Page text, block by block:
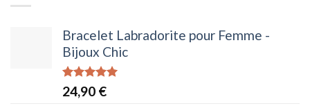
Bracelet Labradorite pour Femme -
Bijoux Chic
Note5.00
sur 5
24,90 €